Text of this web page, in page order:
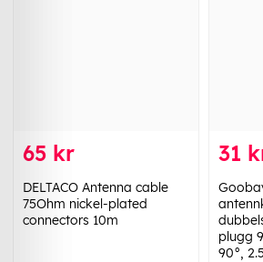
65 kr
DELTACO Antenna cable
75Ohm nickel-plated
connectors 10m
31
plugg
90°,